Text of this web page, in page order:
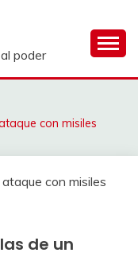
poder
con misiles
de un